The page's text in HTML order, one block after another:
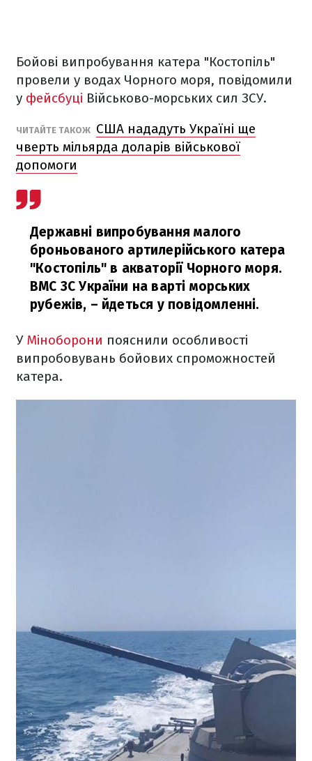
Бойові випробування катера "Костопіль"
провели у водах Чорного моря, повідомили
у фейсбуці Військово-морських сил ЗСУ.
ЧИТАЙТЕ ТАКОЖ США нададуть Україні ще
чверть мільярда доларів військової
допомоги
Державні випробування малого
броньованого артилерійського катера
"Костопіль" в акваторії Чорного моря.
ВМС ЗС України на варті морських
рубежів, – йдеться у повідомленні.
УМіноборони пояснили особливості
випробовувань бойових спроможностей
катера.